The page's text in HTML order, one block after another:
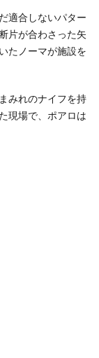
適合しないパター
片が合わさった矢
たノーマが施設を
みれのナイフを持
現場で、ポアロは